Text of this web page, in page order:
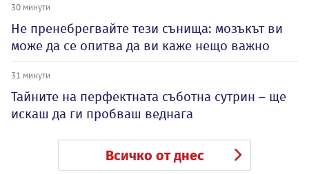
30 минути
Не пренебрегвайте тези сънища: мозъкът ви
може да се опитва да ви каже нещо важно
31 минути
Тайните на перфектната съботна сутрин – ще
искаш да ги пробваш веднага
Всичко от днес